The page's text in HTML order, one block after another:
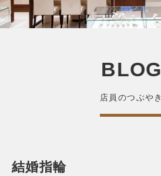
BLOG
店員のつぶやき
結婚指輪